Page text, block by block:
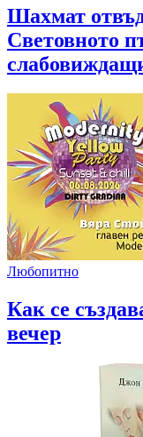
Шахмат
Световното
Любопитно
Как се
вечер